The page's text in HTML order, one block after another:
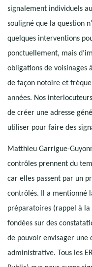
signalement individuels
souligné que la question
quelques interventions
ponctuellement, mais
obligations de voisinages
de façon notoire et
années. Nos
de créer une adresse
utiliser pour faire des
Matthieu Garrigue-
contrôles prennent du
car elles passent par un
contrôlés. Il a mentionné
préparatoires (rappel à
fondées sur des
de pouvoir envisager une
administrative. Tous les